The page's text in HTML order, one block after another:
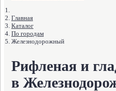
Главная
Каталог
По городам
Железнодорожный
Рифленая и
в